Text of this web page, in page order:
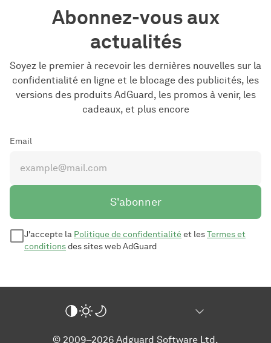
Abonnez-vous aux
actualités
Soyez le premier à recevoir les dernières nouvelles sur la
confidentialité en ligne et le blocage des publicités, les
versions des produits AdGuard, les promos à venir, les
cadeaux, et plus encore
Email
S'abonner
J'accepte la Politique de confidentialitéet lesTermes et
conditionsdes sites web AdGuard
© 2009–2026 Adguard Software Ltd.